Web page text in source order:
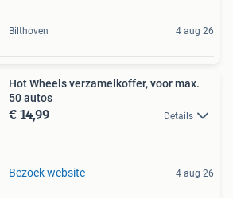
Bilthoven 4 aug 26
Hot Wheels verzamelkoffer, voor max.
50 autos
€ 14,99 Details
Bezoek website 4 aug 26